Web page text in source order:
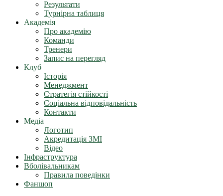
Результати
Турнірна таблиця
Академія
Про академію
Команди
Тренери
Запис на перегляд
Клуб
Історія
Менеджмент
Стратегія стійкості
Соціальна відповідальність
Контакти
Медіа
Логотип
Акредитація ЗМІ
Відео
Інфраструктура
Вболівальникам
Правила поведінки
Фаншоп